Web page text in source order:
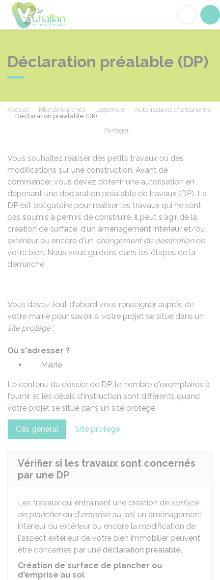
Déclaration préalable (DP)
Accueil Mes démarches Logement
Autorisations d'urbanisme
Déclaration préalable (DP)
Partager
Vous souhaitez réaliser des petits travaux ou des
modifications sur une construction. Avant de
commencer, vous devez obtenir une autorisation en
déposant une déclaration préalable de travaux (DP). La
DP est obligatoire pour réaliser les travaux qui ne sont
pas soumis à permis de construire. Il peut s'agir de la
création de surface, d'un aménagement intérieur et/ou
extérieur ou encore d'un changement de destinationde
votre bien. Nous vous guidons dans les étapes de la
démarche.
Vous devez tout d'abord vous renseigner auprès de
votre mairie pour savoir si votre projet se situe dans un
site protégé:
Où s'adresser ?
Mairie
Le contenu du dossier de DP, le nombre d'exemplaires à
fournir et les délais d'instruction sont différents quand
votre projet se situe dans un site protégé.
Cas général Site protégé
Vérifier si les travaux sont concernés
par une DP
Les travaux qui entrainent une création de surface
de plancherou d'emprise au sol, un aménagement
intérieur ou extérieur ou encore la modification de
l'aspect extérieur de votre bien immobilier peuvent
être concernés par une déclaration préalable.
Création de surface de plancher ou
d'emprise au sol